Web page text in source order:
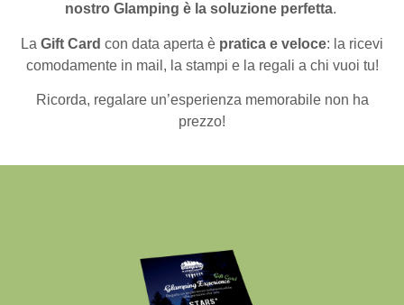
nostro Glamping è la soluzione perfetta.
La Gift Card con data aperta è pratica e veloce: la ricevi
comodamente in mail, la stampi e la regali a chi vuoi tu!
Ricorda, regalare un’esperienza memorabile non ha
prezzo!